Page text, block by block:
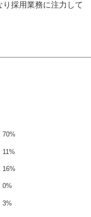
採用業務に注力して
70%
11%
16%
0%
3%